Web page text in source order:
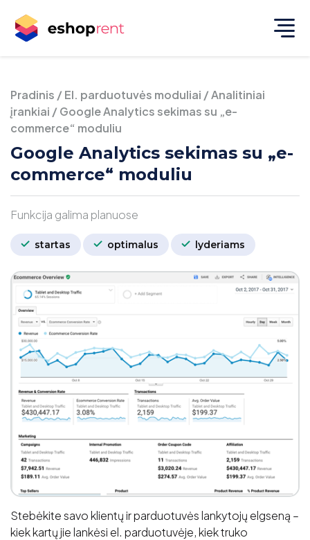
Pradinis /El. parduotuvės moduliai /Analitiniai
įrankiai /Google Analytics sekimas su „e-
commerce“ moduliu
Google Analytics sekimas su „e-
commerce“ moduliu
Funkcija galima planuose
startas optimalus lyderiams
Stebėkite savo klientų ir parduotuvės lankytojų elgseną –
kiek kartų jie lankėsi el. parduotuvėje, kiek truko